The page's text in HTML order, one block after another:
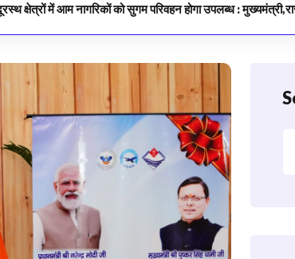
क्षेत्रों में आम नागरिकों को सुगम परिवहन होगा उपलब्ध :